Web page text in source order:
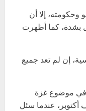
وحكومته، إلا أن
بشدة، كما أظهرت
إن لم تعد جميع
في موضوع غزة
عندما سئل